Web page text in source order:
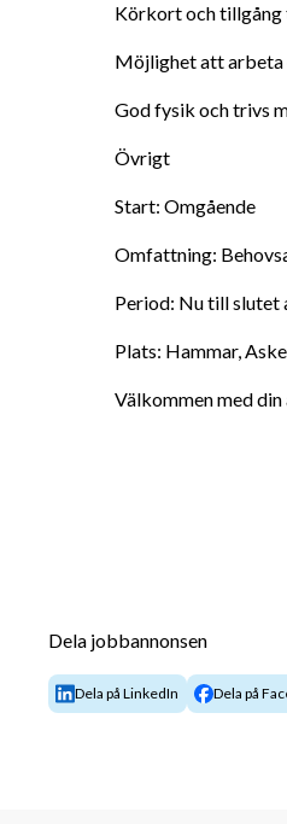
Körkort och tillgång
Möjlighet att arbeta
God fysik och trivs
Övrigt
Start: Omgående
Omfattning:
Period: Nu till slutet
Plats: Hammar,
Välkommen med din
Dela jobbannonsen
Dela på LinkedIn Dela på